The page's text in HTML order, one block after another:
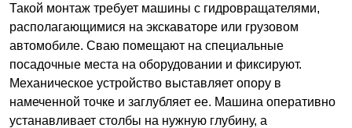
Такой монтаж требует машины с гидровращателями,
располагающимися на экскаваторе или грузовом
автомобиле. Сваю помещают на специальные
посадочные места на оборудовании и фиксируют.
Механическое устройство выставляет опору в
намеченной точке и заглубляет ее. Машина оперативно
устанавливает столбы на нужную глубину, а